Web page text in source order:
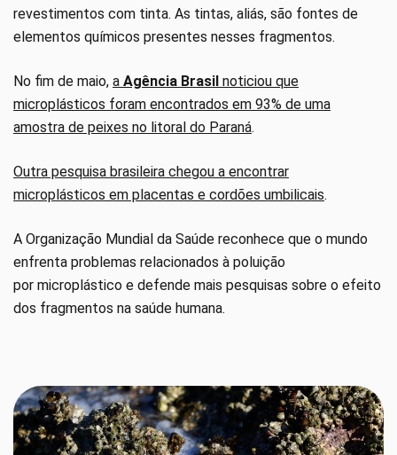
revestimentos com tinta. As tintas, aliás, são fontes de
elementos químicos presentes nesses fragmentos.
No fim de maio, a Agência Brasil noticiou que
microplásticos foram encontrados em 93% de uma
amostra de peixes no litoral do Paraná.
Outra pesquisa brasileira chegou a encontrar
microplásticos em placentas e cordões umbilicais.
A Organização Mundial da Saúde reconhece que o mundo
enfrenta problemas relacionados à poluição
por microplástico e defende mais pesquisas sobre o efeito
dos fragmentos na saúde humana.